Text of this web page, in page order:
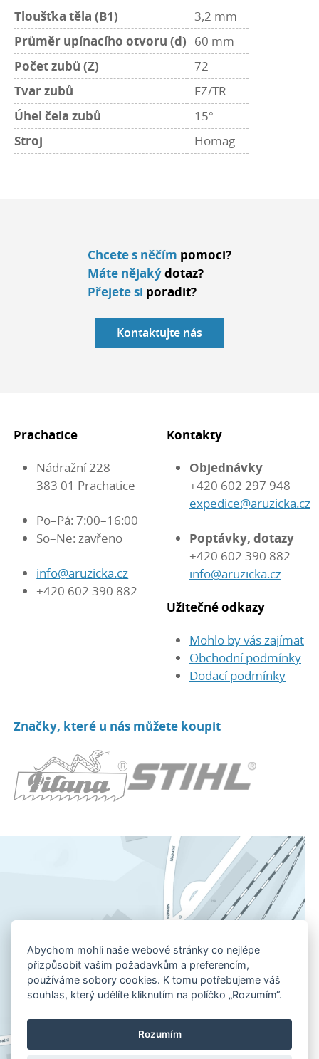
Abychom mohli naše webové stránky co nejlépe
přizpůsobit vašim požadavkům a preferencím,
používáme sobory cookies. K tomu potřebujeme váš
souhlas, který udělíte kliknutím na políčko „Rozumím“.
Rozumím
Tloušťka těla (B1)
3,2 mm
Průměr upínacího otvoru (d) 60 mm
Počet zubů (Z)
72
Tvar zubů
FZ/TR
Úhel čela zubů
15°
Stroj
Homag
Chcete s něčím pomoci?
Máte nějakýdotaz?
Přejete si poradit?
Kontaktujte nás
Prachatice
Nádražní 228
383 01 Prachatice
Po–Pá: 7:00–16:00
So–Ne: zavřeno
info@aruzicka.cz
+420 602 390 882
Kontakty
Objednávky
+420 602 297 948
expedice@aruzicka.cz
Poptávky, dotazy
+420 602 390 882
info@aruzicka.cz
Užitečné odkazy
Mohlo by vás zajímat
Obchodní podmínky
Dodací podmínky
Značky, které u nás můžete koupit